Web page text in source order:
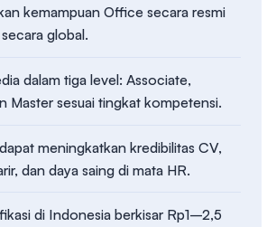
kemampuan Office secara resmi
global.
dalam tiga level: Associate,
Master sesuai tingkat kompetensi.
meningkatkan kredibilitas CV,
dan daya saing di mata HR.
di Indonesia berkisar Rp1–2,5